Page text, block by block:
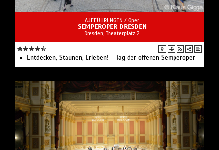
AUFFÜHRUNGEN / Oper
SEMPEROPER DRESDEN
Dresden, Theaterplatz 2
Entdecken, Staunen, Erleben! – Tag der offenen Semperoper